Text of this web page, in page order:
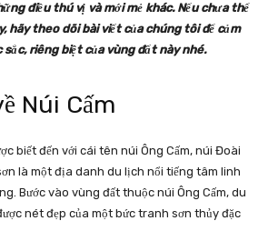
điều thú vị và mới mẻ khác. Nếu chưa thể
hãy theo dõi bài viết của chúng tôi để cảm
riêng biệt của vùng đất này nhé.
Núi Cấm
biết đến với cái tên núi Ông Cấm, núi Đoài
là một địa danh du lịch nổi tiếng tâm linh
Bước vào vùng đất thuộc núi Ông Cấm, du
nét đẹp của một bức tranh sơn thủy đặc